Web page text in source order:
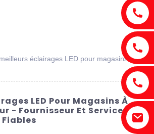
éclairages LED pour magasins à
LED Pour Magasins À
- Fournisseur Et Service
Fiables